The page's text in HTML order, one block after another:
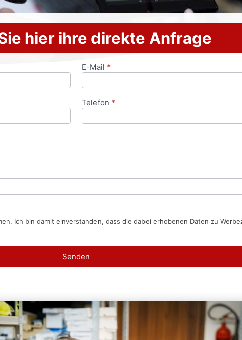
hier ihre direkte Anfrage
E-Mail *
Telefon *
Ich bin damit einverstanden, dass die dabei erhobenen Daten zu
Senden